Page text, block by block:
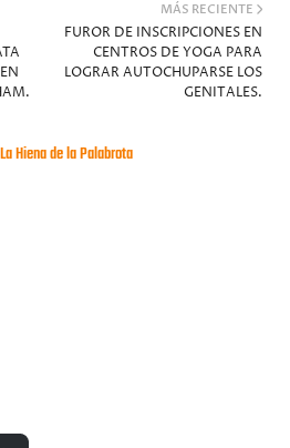
MÁS RECIENTE
FUROR DE INSCRIPCIONES EN
CENTROS DE YOGA PARA
LOGRAR AUTOCHUPARSE LOS
GENITALES.
Hiena de la Palabrota